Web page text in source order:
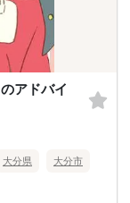
アドバイ
大分県 大分市